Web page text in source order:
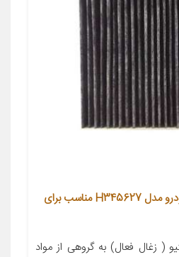
فیلتر کربن فعال کابین خودرو مدل H345627 مناسب برای
( زغال فعال) به گروهی از مواد